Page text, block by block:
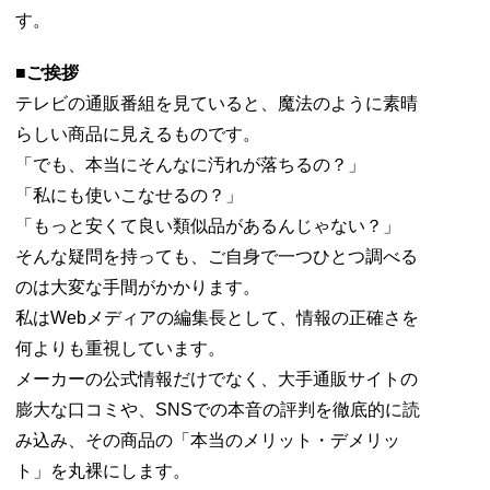
す。
■ご挨拶
テレビの通販番組を見ていると、魔法のように素晴
らしい商品に見えるものです。
「でも、本当にそんなに汚れが落ちるの？」
「私にも使いこなせるの？」
「もっと安くて良い類似品があるんじゃない？」
そんな疑問を持っても、ご自身で一つひとつ調べる
のは大変な手間がかかります。
私はWebメディアの編集長として、情報の正確さを
何よりも重視しています。
メーカーの公式情報だけでなく、大手通販サイトの
膨大な口コミや、SNSでの本音の評判を徹底的に読
み込み、その商品の「本当のメリット・デメリッ
ト」を丸裸にします。